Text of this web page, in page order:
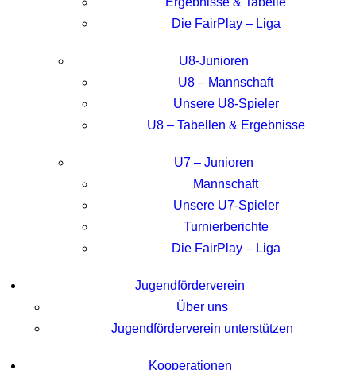
Die FairPlay – Liga
U8-Junioren
U8 – Mannschaft
Unsere U8-Spieler
U8 – Tabellen & Ergebnisse
U7 – Junioren
Mannschaft
Unsere U7-Spieler
Turnierberichte
Die FairPlay – Liga
Jugendförderverein
Über uns
Jugendförderverein unterstützen
Kooperationen